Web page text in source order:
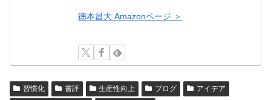
徳本昌大 Amazonページ ＞
習慣化 書評 生産性向上 ブログ アイデア